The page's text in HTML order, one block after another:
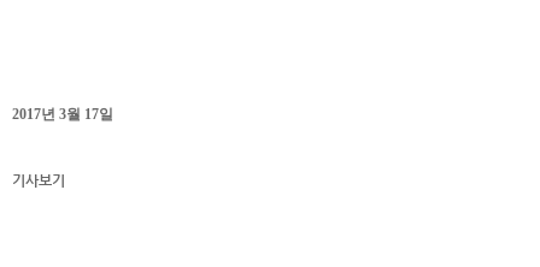
2017년 3월 17일
기사보기